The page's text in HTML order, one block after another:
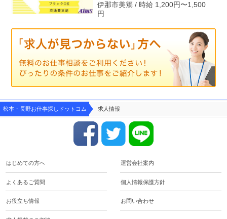
伊那市美篶 / 時給 1,200円〜1,500
円
松本・長野お仕事探しドットコム 求人情報
はじめての方へ 運営会社案内
よくあるご質問 個人情報保護方針
お役立ち情報 お問い合わせ